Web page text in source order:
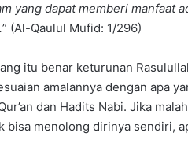
yang dapat memberi manfaat
” (Al-Qaulul Mufid: 1/296)
itu benar keturunan
amalannya dengan apa
dan Hadits Nabi. Jika
bisa menolong dirinya sendiri,